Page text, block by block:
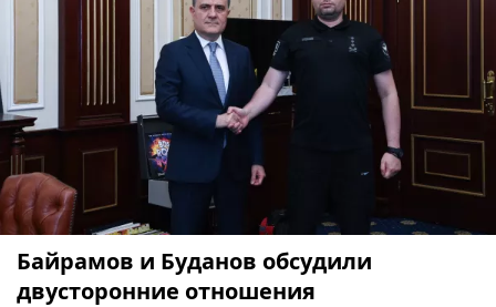
Байрамов и Буданов обсудили
двусторонние отношения